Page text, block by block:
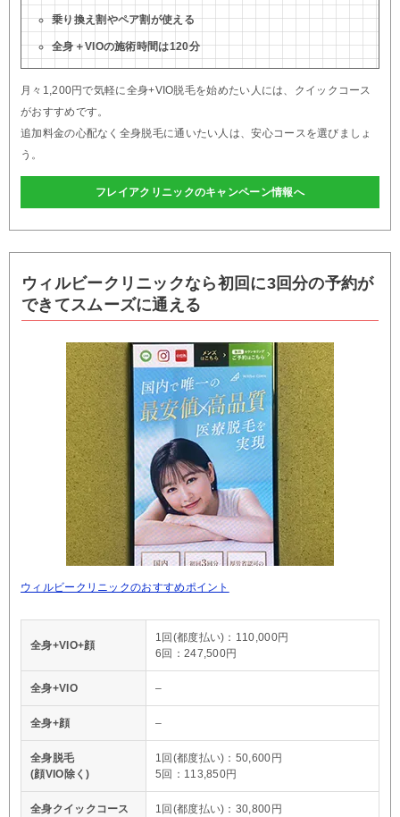
乗り換え割やペア割が使える
全身＋VIOの施術時間は120分
月々1,200円で気軽に全身+VIO脱毛を始めたい人には、クイックコース
がおすすめです。
追加料金の心配なく全身脱毛に通いたい人は、安心コースを選びましょ
う。
フレイアクリニックのキャンペーン情報へ
ウィルビークリニックなら初回に3回分の予約が
できてスムーズに通える
ウィルビークリニックのおすすめポイント
全身+VIO+顔
1回(都度払い)：110,000円
6回：247,500円
全身+VIO –
全身+顔 –
全身脱毛
(顔VIO除く)
1回(都度払い)：50,600円
5回：113,850円
全身クイックコース
1回(都度払い)：30,800円